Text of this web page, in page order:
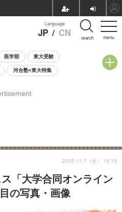
menu
Language
JP / CN search
医学部 東大受験
河合塾×東大特集
説明会・相談会
ス「大学合同オンライン
の写真・画像
2025.11.7（金） 18:15